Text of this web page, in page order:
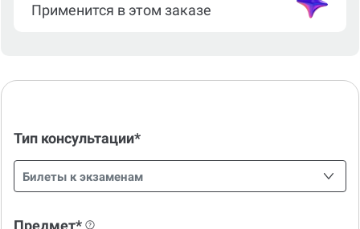
Применится в этом заказе
Тип консультации*
Билеты к экзаменам
Предмет*